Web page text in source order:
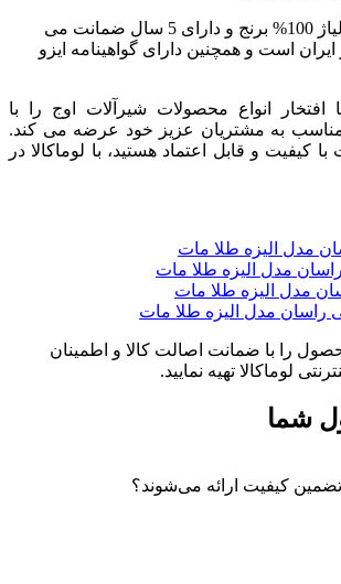
شیرآلات اوج دارای آلیاژ 100% برنج و دارای 5 سال ضمانت می
است و همچنین دارای گواهینامه ایزو
افتخار انواع محصولات شیرآلات اوج را با
مناسب به مشتریان عزیز خود عرضه می کند.
با کیفیت و قابل اعتماد هستید، با لوماکالا در
مدل الیزه طلا مات
مدل الیزه طلا مات
مدل الیزه طلا مات
مدل الیزه طلا مات
را با ضمانت اصالت کالا و اطمینان
لوماکالا تهیه نمایید.
شما
تضمین کیفیت ارائه می‌شوند؟